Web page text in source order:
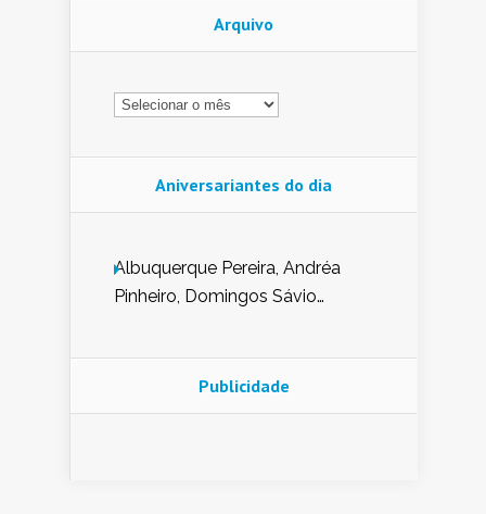
Arquivo
Arquivo
Aniversariantes do dia
Albuquerque Pereira, Andréa
Pinheiro, Domingos Sávio
Nunes de Sena, Fátima Peixoto,
Glória Pereira, Kátia Mesel,
Publicidade